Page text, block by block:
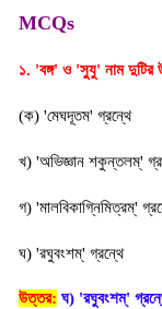
MCQs
১. 'বঙ্গ' ও 'সু্যু' নাম দুটির
(ক) 'মেঘদূতম' গ্রন্থে
খ) 'অভিজ্ঞান শকুন্তলম্'
গ) 'মালবিকাগ্নিমিত্রম্'
ঘ) 'রঘুবংশম্' গ্রন্থে
উত্তর: ঘ) 'রঘুবংশম্'